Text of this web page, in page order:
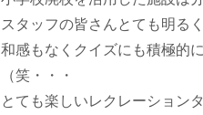
スタッフの皆さんとても明る
和感もなくクイズにも積極的
（笑・・・